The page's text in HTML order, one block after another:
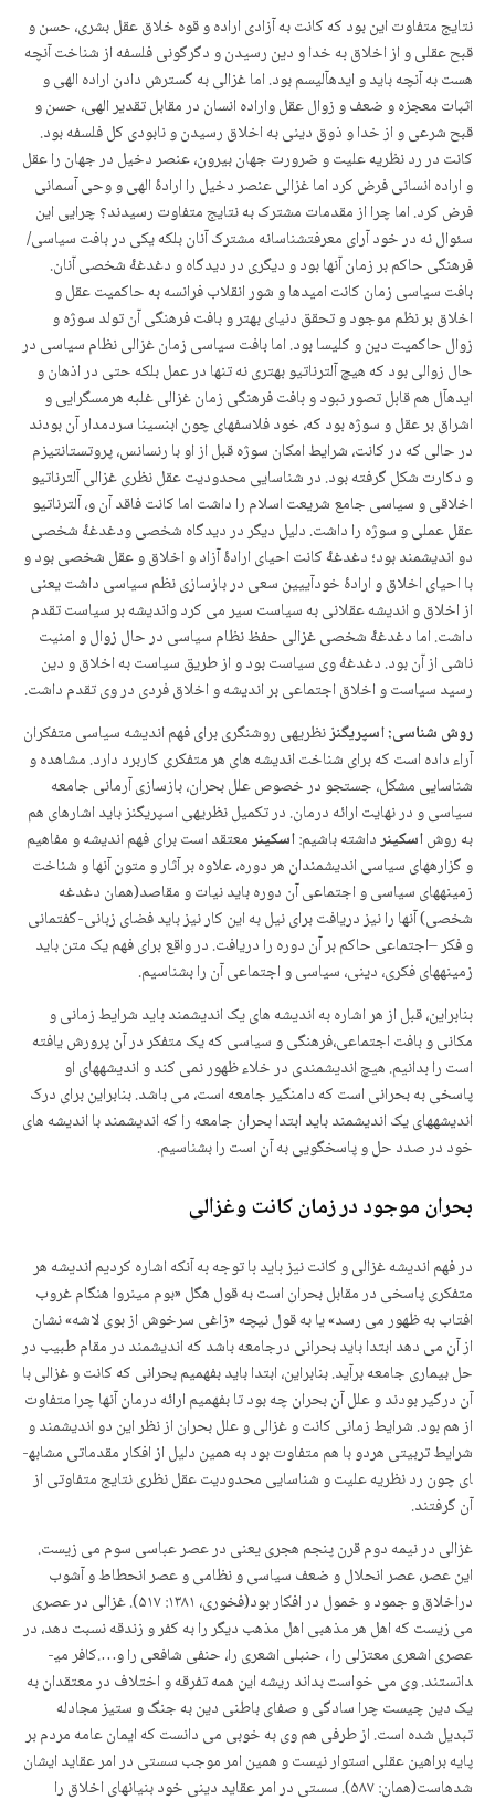
نتایج متفاوت این بود که کانت به آزادی اراده و قوه خلاق عقل بشری، حسن و
قبح عقلی و از اخلاق به خدا و دین رسیدن و دگرگونی فلسفه از شناخت آنچه
هست به آنچه باید و ایده­آلیسم بود. اما غزالی به گسترش دادن اراده الهی و
اثبات معجزه و ضعف و زوال عقل واراده انسان در مقابل تقدیر الهی، حسن و
قبح شرعی و از خدا و ذوق دینی به اخلاق رسیدن و نابودی کل فلسفه بود.
کانت در رد نظریه علیت و ضرورت جهان بیرون، عنصر دخیل در جهان را عقل
و اراده انسانی فرض کرد اما غزالی عنصر دخیل را ارادۀ الهی و وحی آسمانی
فرض کرد. اما چرا از مقدمات مشترک به نتایج متفاوت رسیدند؟ چرایی این
سئوال نه در خود آرای معرفت­شناسانه مشترک آنان بلکه یکی در بافت سیاسی/
فرهنگی حاکم بر زمان آنها بود و دیگری در دیدگاه و دغدغۀ شخصی آنان.
بافت سیاسی زمان کانت امیدها و شور انقلاب فرانسه به حاکمیت عقل و
اخلاق بر نظم موجود و تحقق دنیای بهتر و بافت فرهنگی آن تولد سوژه و
زوال حاکمیت دین و کلیسا بود. اما بافت سیاسی زمان غزالی نظام سیاسی در
حال زوالی بود که هیچ آلترناتیو بهتری نه تنها در عمل بلکه حتی در اذهان و
ایده­آل هم قابل تصور نبود و بافت فرهنگی زمان غزالی غلبه هرمس­گرایی و
اشراق بر عقل و سوژه بود که، خود فلاسفه­ای چون ابن­سینا سردمدار آن بودند
در حالی که در کانت، شرایط امکان سوژه قبل از او با رنسانس، پروتستانتیزم
و دکارت شکل گرفته بود. در شناسایی محدودیت عقل نظری غزالی آلترناتیو
اخلاقی و سیاسی جامع شریعت اسلام را داشت اما کانت فاقد آن و، آلترناتیو
عقل عملی و سوژه را داشت. دلیل دیگر در دیدگاه شخصی ودغدغۀ شخصی
دو اندیشمند بود؛ دغدغۀ کانت احیای ارادۀ آزاد و اخلاق و عقل شخصی بود و
با احیای اخلاق و ارادۀ خودآییین سعی در بازسازی نظم سیاسی داشت یعنی
از اخلاق و اندیشه عقلانی به سیاست سیر می کرد واندیشه بر سیاست تقدم
داشت. اما دغدغۀ شخصی غزالی حفظ نظام سیاسی در حال زوال و امنیت
ناشی از آن بود. دغدغۀ وی سیاست بود و از طریق سیاست به اخلاق و دین
رسید سیاست و اخلاق اجتماعی بر اندیشه و اخلاق فردی در وی تقدم داشت.
روش شناسی: اسپریگنزنظریه­ی روشنگری برای فهم اندیشه سیاسی متفکران
آراء داده است که برای شناخت اندیشه های هر متفکری کاربرد دارد. مشاهده و
شناسایی مشکل، جستجو در خصوص علل بحران، بازسازی آرمانی جامعه
سیاسی و در نهایت ارائه درمان. در تکمیل نظریه­ی اسپریگنز باید اشاره­ای هم
به روشاسکینرداشته باشیم:اسکینرمعتقد است برای فهم اندیشه و مفاهیم
و گزاره­های سیاسی اندیشمندان هر دوره، علاوه بر آثار و متون آنها و شناخت
زمینه­های سیاسی و اجتماعی آن دوره باید نیات و مقاصد(همان دغدغه
شخصی) آنها را نیز دریافت برای نیل به این کار نیز باید فضای زبانی-گفتمانی
و فکر –اجتماعی حاکم بر آن دوره را دریافت. در واقع برای فهم یک متن باید
زمینه­های فکری، دینی، سیاسی و اجتماعی آن را بشناسیم.
بنابراین، قبل از هر اشاره به اندیشه های یک اندیشمند باید شرایط زمانی و
مکانی و بافت اجتماعی،فرهنگی و سیاسی که یک متفکر در آن پرورش یافته
است را بدانیم. هیچ اندیشمندی در خلاء ظهور نمی کند و اندیشه­های او
پاسخی به بحرانی است که دامنگیر جامعه است، می باشد. بنابراین برای درک
اندیشه­های یک اندیشمند باید ابتدا بحران جامعه را که اندیشمند با اندیشه های
خود در صدد حل و پاسخگویی به آن است را بشناسیم.
بحران موجود در زمان کانت وغزالی
در فهم اندیشه غزالی و کانت نیز باید با توجه به آنکه اشاره کردیم اندیشه هر
متفکری پاسخی در مقابل بحران است به قول هگل «بوم مینروا هنگام غروب
افتاب به ظهور می رسد» یا به قول نیچه «زاغی سرخوش از بوی لاشه» نشان
از آن می دهد ابتدا باید بحرانی درجامعه باشد که اندیشمند در مقام طبیب در
حل بیماری جامعه برآید. بنابراین، ابتدا باید بفهمیم بحرانی که کانت و غزالی با
آن درگیر بودند و علل آن بحران چه بود تا بفهمیم ارائه درمان آنها چرا متفاوت
از هم بود. شرایط زمانی کانت و غزالی و علل بحران از نظر این دو اندیشمند و
شرایط تربیتی هردو با هم متفاوت بود به همین دلیل از افکار مقدماتی مشابه­
ای چون رد نظریه علیت و شناسایی محدودیت عقل نظری نتایج متفاوتی از
آن گرفتند.
غزالی در نیمه دوم قرن پنجم هجری یعنی در عصر عباسی سوم می زیست.
این عصر، عصر انحلال و ضعف سیاسی و نظامی و عصر انحطاط و آشوب
دراخلاق و جمود و خمول در افکار بود(فخوری، ۱۳۸۱: ۵۱۷). غزالی در عصری
می زیست که اهل هر مذهبی اهل مذهب دیگر را به کفر و زندقه نسبت دهد، در
عصری اشعری معتزلی را ، حنبلی اشعری را، حنفی شافعی را و….کافر می­
دانستند. وی می خواست بداند ریشه این همه تفرقه و اختلاف در معتقدان به
یک دین چیست چرا سادگی و صفای باطنی دین به جنگ و ستیز مجادله
تبدیل شده است. از طرفی هم وی به خوبی می دانست که ایمان عامه مردم بر
پایه براهین عقلی استوار نیست و همین امر موجب سستی در امر عقاید ایشان
شده­است(همان: ۵۸۷). سستی در امر عقاید دینی خود بنیانهای اخلاق را